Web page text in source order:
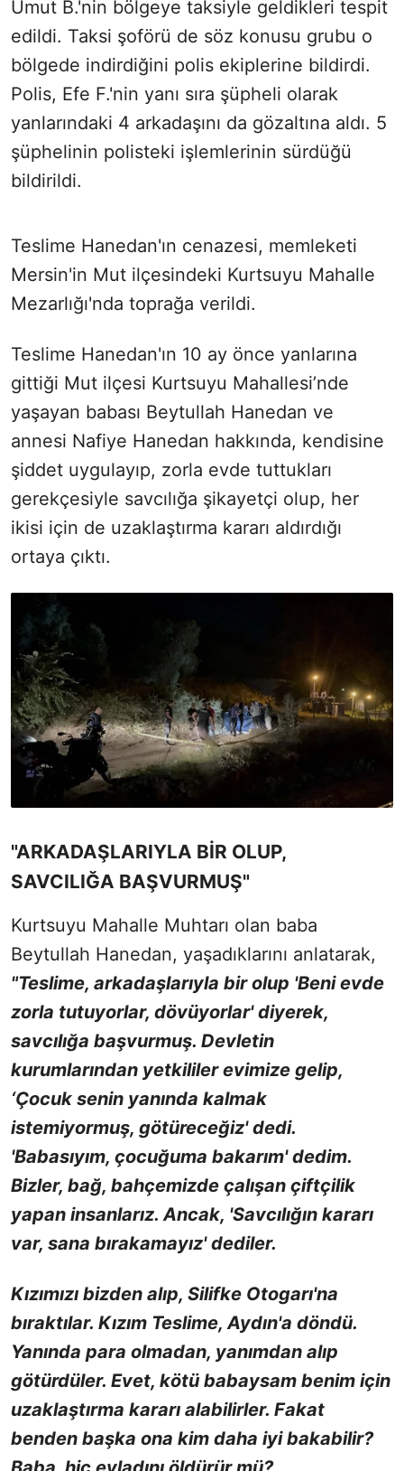
Umut B.'nin bölgeye taksiyle geldikleri tespit
edildi. Taksi şoförü de söz konusu grubu o
bölgede indirdiğini polis ekiplerine bildirdi.
Polis, Efe F.'nin yanı sıra şüpheli olarak
yanlarındaki 4 arkadaşını da gözaltına aldı. 5
şüphelinin polisteki işlemlerinin sürdüğü
bildirildi.
Teslime Hanedan'ın cenazesi, memleketi
Mersin'in Mut ilçesindeki Kurtsuyu Mahalle
Mezarlığı'nda toprağa verildi.
Teslime Hanedan'ın 10 ay önce yanlarına
gittiği Mut ilçesi Kurtsuyu Mahallesi’nde
yaşayan babası Beytullah Hanedan ve
annesi Nafiye Hanedan hakkında, kendisine
şiddet uygulayıp, zorla evde tuttukları
gerekçesiyle savcılığa şikayetçi olup, her
ikisi için de uzaklaştırma kararı aldırdığı
ortaya çıktı.
"ARKADAŞLARIYLA BİR OLUP,
SAVCILIĞA BAŞVURMUŞ"
Kurtsuyu Mahalle Muhtarı olan baba
Beytullah Hanedan, yaşadıklarını anlatarak,
"Teslime, arkadaşlarıyla bir olup 'Beni evde
zorla tutuyorlar, dövüyorlar' diyerek,
savcılığa başvurmuş. Devletin
kurumlarından yetkililer evimize gelip,
‘Çocuk senin yanında kalmak
istemiyormuş, götüreceğiz' dedi.
'Babasıyım, çocuğuma bakarım' dedim.
Bizler, bağ, bahçemizde çalışan çiftçilik
yapan insanlarız. Ancak, 'Savcılığın kararı
var, sana bırakamayız' dediler.
Kızımızı bizden alıp, Silifke Otogarı'na
bıraktılar. Kızım Teslime, Aydın'a döndü.
Yanında para olmadan, yanımdan alıp
götürdüler. Evet, kötü babaysam benim için
uzaklaştırma kararı alabilirler. Fakat
benden başka ona kim daha iyi bakabilir?